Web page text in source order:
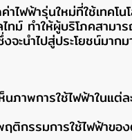
ฟฟ้ารุ่นใหม่ที่ใช้เทคโน
ม์ ทำให้ผู้บริโภคสามาร
จะนำไปสู่ประโยชน์มากม
ภาพการใช้ไฟฟ้าในแต่ล
ฤติกรรมการใช้ไฟฟ้าขอ